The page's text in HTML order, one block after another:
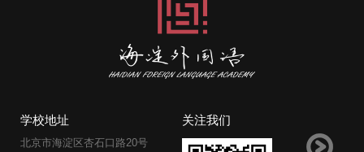
学校地址
北京市海淀区杏石口路20号
关注我们